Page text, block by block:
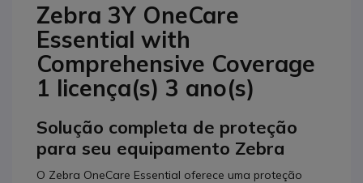
Zebra 3Y OneCare
Essential with
Comprehensive Coverage
1 licença(s) 3 ano(s)
Solução completa de proteção
para seu equipamento Zebra
O Zebra OneCare Essential oferece uma proteção